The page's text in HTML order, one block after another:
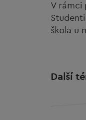
V rámci
škola u
Další